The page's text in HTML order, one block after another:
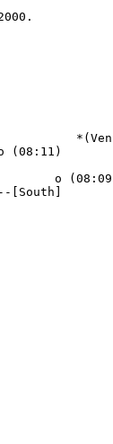
(08:11)
o
[South]